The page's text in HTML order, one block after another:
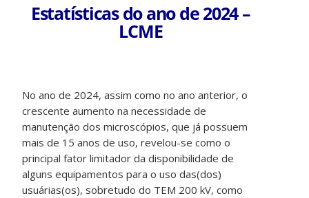
Estatísticas do ano de 2024 –
LCME
No ano de 2024, assim como no ano anterior, o
crescente aumento na necessidade de
manutenção dos microscópios, que já possuem
mais de 15 anos de uso, revelou-se como o
principal fator limitador da disponibilidade de
alguns equipamentos para o uso das(dos)
usuárias(os), sobretudo do TEM 200 kV, como